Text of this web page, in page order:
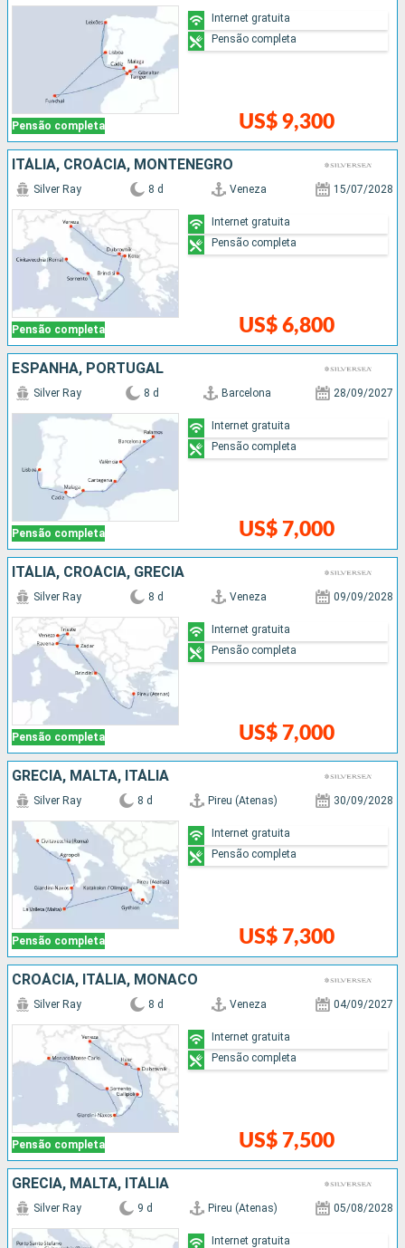
Pensão completa US$ 9,300
Internet gratuita
Pensão completa
ITÁLIA, CROÁCIA, MONTENEGRO
Pensão completa
Silver Ray 8 d Veneza 15/07/2028
US$ 6,800
Internet gratuita
Pensão completa
ESPANHA, PORTUGAL
Pensão completa
Silver Ray 8 d Barcelona 28/09/2027
US$ 7,000
Internet gratuita
Pensão completa
ITÁLIA, CROÁCIA, GRÉCIA
Pensão completa
Silver Ray 8 d Veneza 09/09/2028
US$ 7,000
Internet gratuita
Pensão completa
GRÉCIA, MALTA, ITÁLIA
Pensão completa
Silver Ray 8 d Pireu (Atenas) 30/09/2028
US$ 7,300
Internet gratuita
Pensão completa
CROÁCIA, ITÁLIA, MÔNACO
Pensão completa
Silver Ray 8 d Veneza 04/09/2027
US$ 7,500
Internet gratuita
Pensão completa
GRÉCIA, MALTA, ITÁLIA
Silver Ray 9 d Pireu (Atenas) 05/08/2028
Internet gratuita